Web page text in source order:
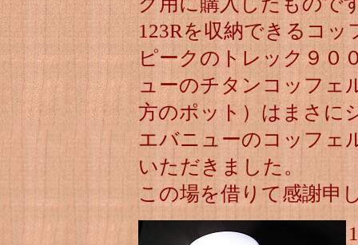
123Rを収納できるコ
ピークのトレック９０
ューのチタンコッフェ
方のポット）はまさに
エバニューのコッフェ
いただきました。
この場を借りて感謝申